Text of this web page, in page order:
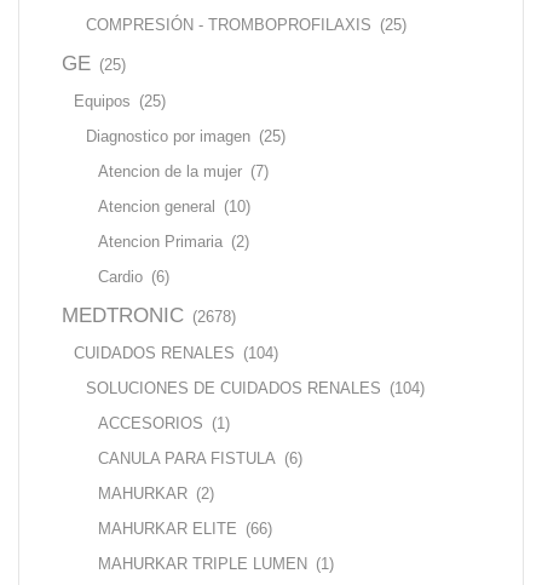
COMPRESIÓN - TROMBOPROFILAXIS (25)
GE (25)
Equipos (25)
Diagnostico por imagen (25)
Atencion de la mujer (7)
Atencion general (10)
Atencion Primaria (2)
Cardio (6)
MEDTRONIC (2678)
CUIDADOS RENALES (104)
SOLUCIONES DE CUIDADOS RENALES (104)
ACCESORIOS (1)
CANULA PARA FISTULA (6)
MAHURKAR (2)
MAHURKAR ELITE (66)
MAHURKAR TRIPLE LUMEN (1)